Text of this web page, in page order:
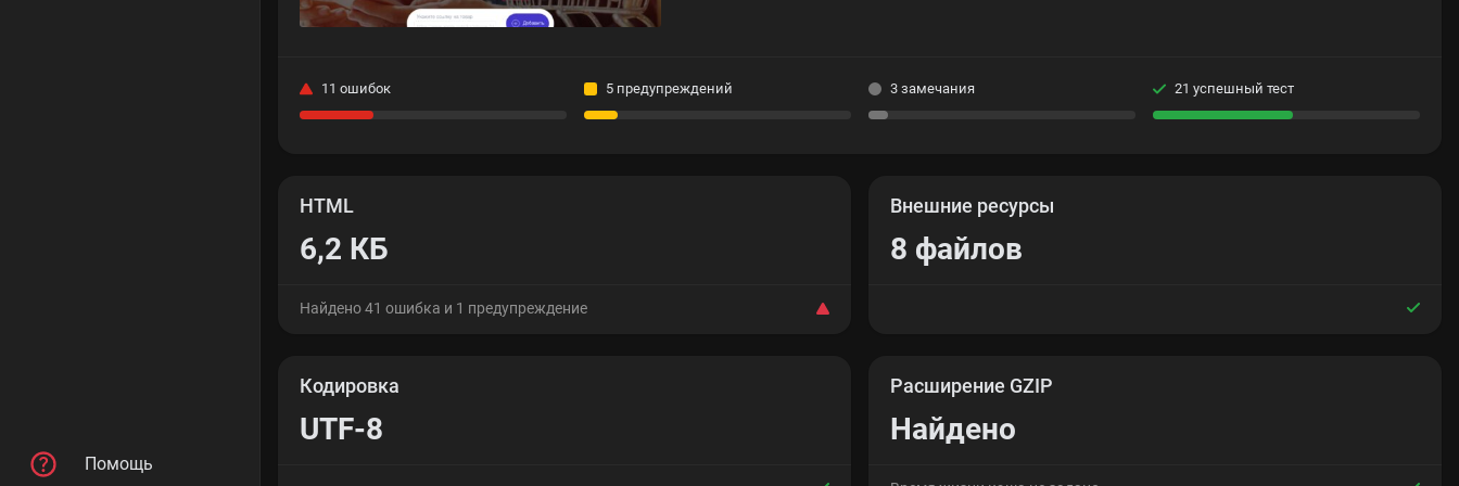
Помощь
11 ошибок 5 предупреждений 3 замечания 21 успешный тест
HTML
6,2 КБ
Найдено 41 ошибка и 1 предупреждение
Внешние ресурсы
8 файлов
Кодировка
UTF-8
Расширение GZIP
Найдено